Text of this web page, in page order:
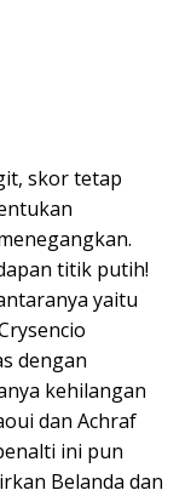
skor tetap
titik putih!
yaitu
dengan
kehilangan
dan Achraf
ini pun
Belanda dan